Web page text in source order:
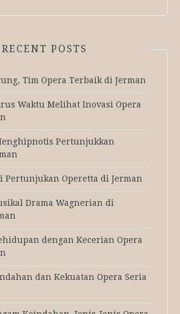
RECENT POSTS
Tim Opera Terbaik di Jerman
Waktu Melihat Inovasi Opera
Pertunjukkan
Pertunjukan Operetta di Jerman
Drama Wagnerian di
dengan Kecerian Opera
dan Kekuatan Opera Seria